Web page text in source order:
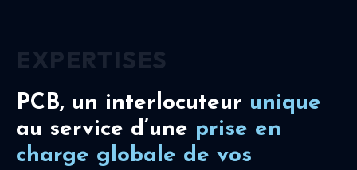
PCB, un interlocuteur unique
au service d’une prise en
charge globale de vos
EXPERTISES